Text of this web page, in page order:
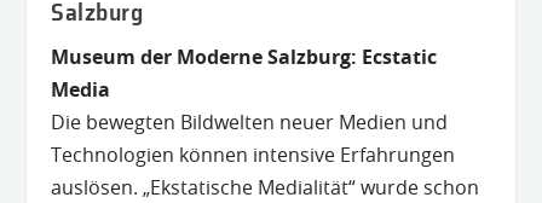
Salzburg
Museum der Moderne Salzburg: Ecstatic
Media
Die bewegten Bildwelten neuer Medien und
Technologien können intensive Erfahrungen
auslösen. „Ekstatische Medialität“ wurde schon